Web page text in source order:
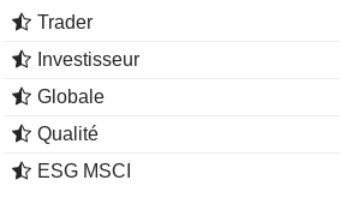
Trader
Investisseur
Globale
Qualité
ESG MSCI